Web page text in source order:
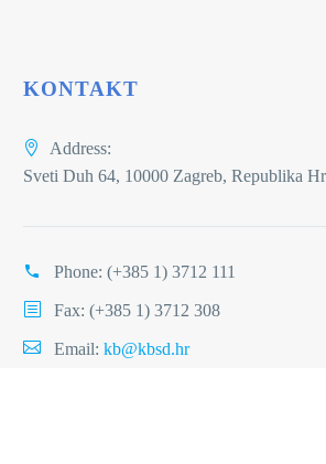
KONTAKT
Address:
Sveti Duh 64, 10000 Zagreb, Republika
Phone: (+385 1) 3712 111
Fax: (+385 1) 3712 308
Email: kb@kbsd.hr